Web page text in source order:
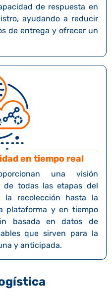
de respuesta en
ayudando a reducir
de entrega y ofrecer un
en tiempo real
una visión
de todas las etapas del
la recolección hasta la
plataforma y en tiempo
basada en datos de
que sirven para la
y anticipada.